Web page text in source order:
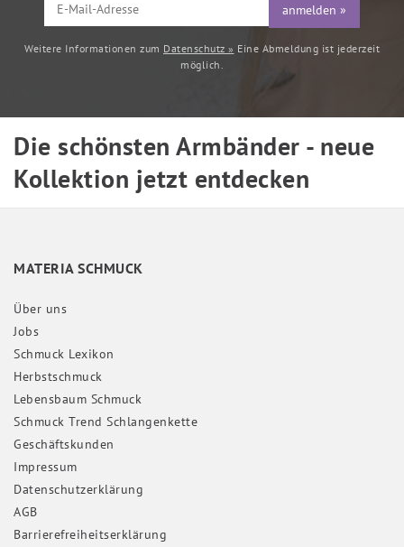
anmelden »
Weitere Informationen zum Datenschutz » Eine Abmeldung ist jederzeit
möglich.
Die schönsten Armbänder - neue
Kollektion jetzt entdecken
MATERIA SCHMUCK
Über uns
Jobs
Schmuck Lexikon
Herbstschmuck
Lebensbaum Schmuck
Schmuck Trend Schlangenkette
Geschäftskunden
Impressum
Daten­schutz­erklärung
AGB
Barrierefreiheitserklärung